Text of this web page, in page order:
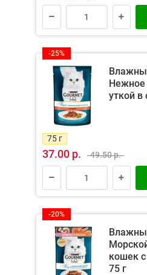
-25%
Нежное
уткой в
75 г
37.00 р. 49.50 р.
-20%
кошек
75 г